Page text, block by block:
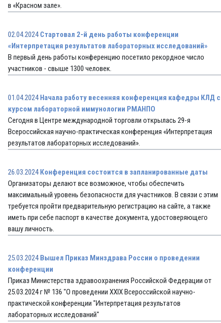
в «Красном зале».
02.04.2024 Стартовал 2-й день работы конференции
«Интерпретация результатов лабораторных исследований»
В первый день работы конференцию посетило рекордное число
участников - свыше 1300 человек.
01.04.2024 Начала работу весенняя конференция кафедры КЛД с
курсом лабораторной иммунологии РМАНПО
Сегодня в Центре международной торговли открылась 29-я
Всероссийская научно-практическая конференция «Интерпретация
результатов лабораторных исследований».
26.03.2024 Конференция состоится в запланированные даты
Организаторы делают все возможное, чтобы обеспечить
максимальный уровень безопасности для участников. В связи с этим
требуется пройти предварительную регистрацию на сайте, а также
иметь при себе паспорт в качестве документа, удостоверяющего
вашу личность.
25.03.2024 Вышел Приказ Минздрава России о проведении
конференции
Приказ Министерства здравоохранения Российской Федерации от
25.03.2024 г № 136 "О проведении XXIX Всероссийской научно-
практической конференции "Интерпретация результатов
лабораторных исследований"